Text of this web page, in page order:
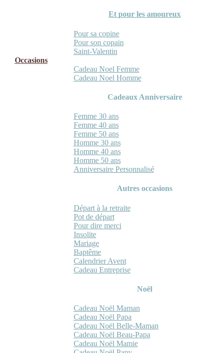
Et pour les amoureux
Pour sa copine
Pour son copain
Saint-Valentin
Occasions
Cadeau Noel Femme
Cadeau Noel Homme
Cadeaux Anniversaire
Femme 30 ans
Femme 40 ans
Femme 50 ans
Homme 30 ans
Homme 40 ans
Homme 50 ans
Anniversaire Personnalisé
Autres occasions
Départ à la retraite
Pot de départ
Pour dire merci
Insolite
Mariage
Baptême
Calendrier Avent
Cadeau Entreprise
Noël
Cadeau Noël Maman
Cadeau Noël Papa
Cadeau Noël Belle-Maman
Cadeau Noël Beau-Papa
Cadeau Noël Mamie